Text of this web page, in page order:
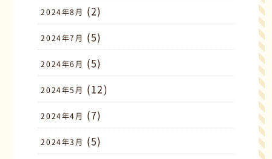
2024年8月 (2)
2024年7月 (5)
2024年6月 (5)
2024年5月 (12)
2024年4月 (7)
2024年3月 (5)